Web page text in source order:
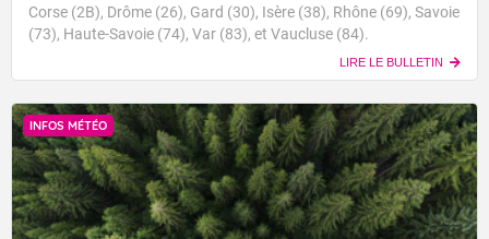
Corse (2B), Drôme (26), Gard (30), Isère (38), Rhône (69), Savoie
(73), Haute-Savoie (74), Var (83), et Vaucluse (84).
LIRE LE BULLETIN
INFOS MÉTÉO